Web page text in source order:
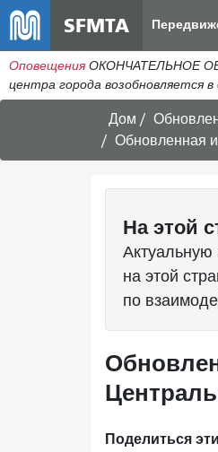
SFMTA
Оповещения ОКОНЧАТЕЛЬНОЕ
центра города возобновляется
Дом
Обновленная
На этой
на этой
по
Поделиться